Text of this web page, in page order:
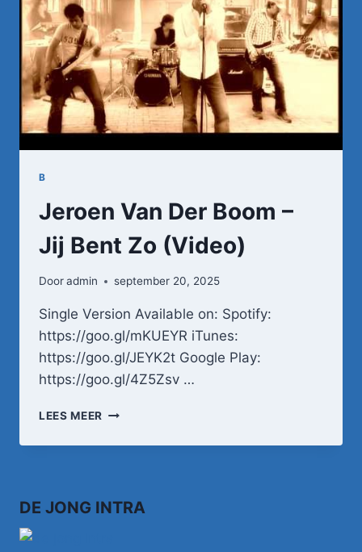
B
Jeroen Van Der Boom –
Jij Bent Zo (Video)
Dooradmin september 20, 2025
Single Version Available on: Spotify:
https://goo.gl/mKUEYR iTunes:
https://goo.gl/JEYK2t Google Play:
https://goo.gl/4Z5Zsv …
LEES MEER JEROEN
DER
BENT
DE JONG INTRA